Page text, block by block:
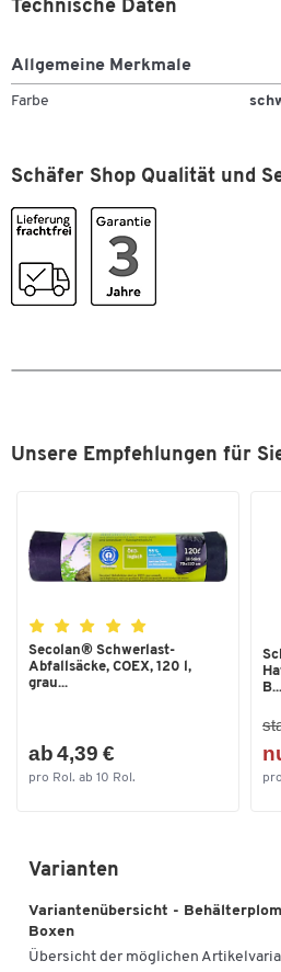
Technische Daten
Allgemeine Merkmale
Farbe
Schäfer Shop Qualität und
Unsere Empfehlungen für
Secolan® Schwerlast-
Abfallsäcke, COEX, 120 l,
grau...
ab 4,39 €
pro Rol. ab 10 Rol.
B...
Varianten
Variantenübersicht -
Boxen
Übersicht der möglichen
Zum Zoomen